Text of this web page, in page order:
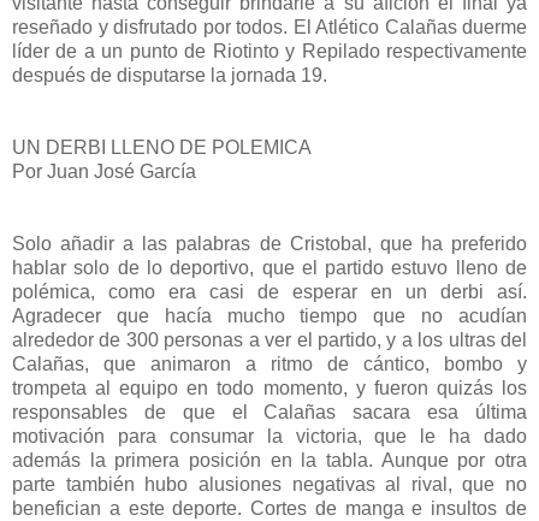
reseñado y disfrutado por todos. El Atlético Calañas duerme
líder de a un punto de Riotinto y Repilado respectivamente
después de disputarse la jornada 19.
UN DERBI LLENO DE POLEMICA
Por Juan José García
Solo añadir a las palabras de Cristobal, que ha preferido
hablar solo de lo deportivo, que el partido estuvo lleno de
polémica, como era casi de esperar en un derbi así.
Agradecer que hacía mucho tiempo que no acudían
alrededor de 300 personas a ver el partido, y a los ultras del
Calañas, que animaron a ritmo de cántico, bombo y
trompeta al equipo en todo momento, y fueron quizás los
responsables de que el Calañas sacara esa última
motivación para consumar la victoria, que le ha dado
además la primera posición en la tabla. Aunque por otra
parte también hubo alusiones negativas al rival, que no
benefician a este deporte. Cortes de manga e insultos de